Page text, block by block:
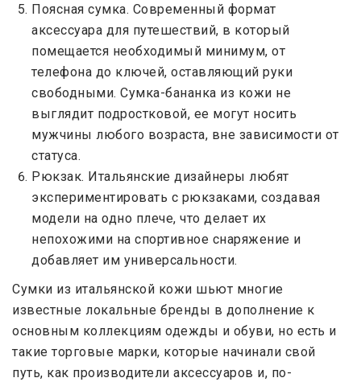
Поясная сумка. Современный формат
аксессуара для путешествий, в который
помещается необходимый минимум, от
телефона до ключей, оставляющий руки
свободными. Сумка-бананка из кожи не
выглядит подростковой, ее могут носить
мужчины любого возраста, вне зависимости от
статуса.
Рюкзак. Итальянские дизайнеры любят
экспериментировать с рюкзаками, создавая
модели на одно плече, что делает их
непохожими на спортивное снаряжение и
добавляет им универсальности.
Сумки из итальянской кожи шьют многие
известные локальные бренды в дополнение к
основным коллекциям одежды и обуви, но есть и
такие торговые марки, которые начинали свой
путь, как производители аксессуаров и, по-